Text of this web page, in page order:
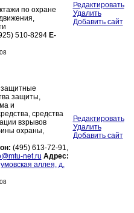
по охране
510-8294 E-
Редактировать
Удалить
Добавить сайт
защитные
защиты,
и
средства
взрывов
охраны,
(495) 613-72-91,
net.ru Адрес:
аллея, д.
Редактировать
Удалить
Добавить сайт